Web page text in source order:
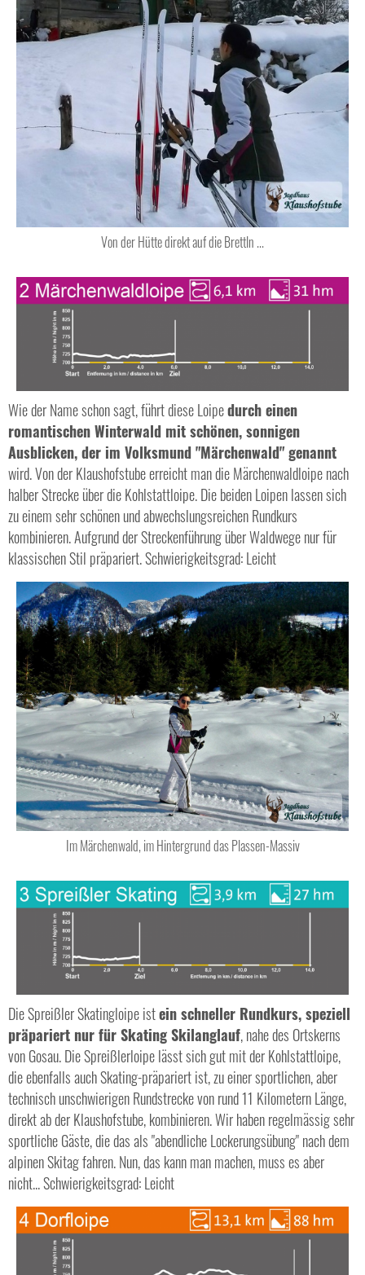
Von der Hütte direkt auf die Brettln ...
Wie der Name schon sagt, führt diese Loipedurch einen
romantischen Winterwald mit schönen, sonnigen
Ausblicken, der im Volksmund "Märchenwald" genannt
wird. Von der Klaushofstube erreicht man die Märchenwaldloipe nach
halber Strecke über die Kohlstattloipe. Die beiden Loipen lassen sich
zu einem sehr schönen und abwechslungsreichen Rundkurs
kombinieren. Aufgrund der Streckenführung über Waldwege nur für
klassischen Stil präpariert. Schwierigkeitsgrad: Leicht
Im Märchenwald, im Hintergrund das Plassen-Massiv
Die Spreißler Skatingloipe istein schneller Rundkurs, speziell
präpariert nur für Skating Skilanglauf, nahe des Ortskerns
von Gosau. Die Spreißlerloipe lässt sich gut mit der Kohlstattloipe,
die ebenfalls auch Skating-präpariert ist, zu einer sportlichen, aber
technisch unschwierigen Rundstrecke von rund 11 Kilometern Länge,
direkt ab der Klaushofstube, kombinieren. Wir haben regelmässig sehr
sportliche Gäste, die das als "abendliche Lockerungsübung" nach dem
alpinen Skitag fahren. Nun, das kann man machen, muss es aber
nicht... Schwierigkeitsgrad: Leicht